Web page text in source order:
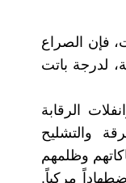
فإن الصراع
لدرجة باتت
الرقابة
والتشليح
وظلمهم
مركباً.